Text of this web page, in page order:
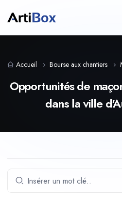
Accueil Bourse aux chantiers
Opportunités de
dans la ville